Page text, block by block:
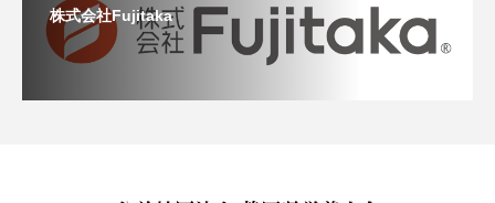
株式会社Fujitaka